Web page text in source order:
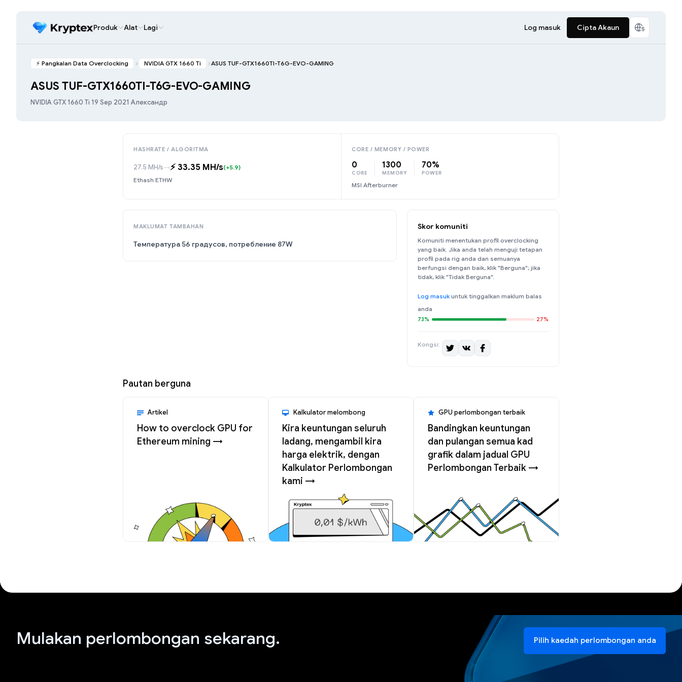
Produk Alat Lagi Log masuk Cipta Akaun
⚡️ Pangkalan Data Overclocking NVIDIA GTX 1660 Ti ASUS TUF-GTX1660TI-T6G-EVO-GAMING
ASUS TUF-GTX1660TI-T6G-EVO-GAMING
NVIDIA GTX 1660 Ti·19 Sep 2021·Александр
HASHRATE / ALGORITMA
27.5 MH/s→⚡️ 33.35 MH/s(+5.9)
Ethash ETHW
CORE / MEMORY / POWER
0
CORE
1300
MEMORY
70%
POWER
MSI Afterburner
MAKLUMAT TAMBAHAN
Температура 56 градусов, потребление 87W
Skor komuniti
Komuniti menentukan profil overclocking
yang baik. Jika anda telah menguji tetapan
profil pada rig anda dan semuanya
berfungsi dengan baik, klik "Berguna"; jika
tidak, klik "Tidak Berguna".
Log masuk untuk tinggalkan maklum balas
anda
73% 27%
Kongsi:
Pautan berguna
Artikel
How to overclock GPU for
Ethereum mining →
Kalkulator melombong
Kira keuntungan seluruh
ladang, mengambil kira
harga elektrik, dengan
Kalkulator Perlombongan
kami →
GPU perlombongan terbaik
Bandingkan keuntungan
dan pulangan semua kad
grafik dalam jadual GPU
Perlombongan Terbaik →
Mulakan perlombongan sekarang. Pilih kaedah perlombongan anda